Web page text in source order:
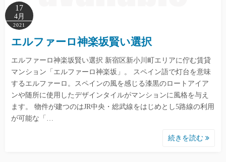
17
4月
2021
エルファーロ神楽坂賢い選択
エルファーロ神楽坂賢い選択 新宿区新小川町エリアに佇む賃貸
マンション「エルファーロ神楽坂」。 スペイン語で灯台を意味
するエルファーロ。スペインの風を感じる漆黒のロートアイア
ンや随所に使用したデザインタイルがマンションに風格を与え
ます。 物件が建つのはJR中央・総武線をはじめとし5路線の利用
が可能な「…
続きを読む